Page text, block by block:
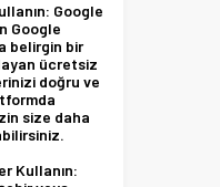
Google
Google
belirgin bir
ücretsiz
doğru ve
size daha
Kullanın: